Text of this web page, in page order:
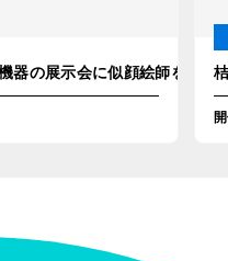
器の展示会に似顔絵師を派遣